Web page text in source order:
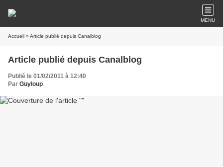
MENU
Accueil » Article publié depuis Canalblog
Article publié depuis Canalblog
Publié le 01/02/2011 à 12:40
Par Guyloup